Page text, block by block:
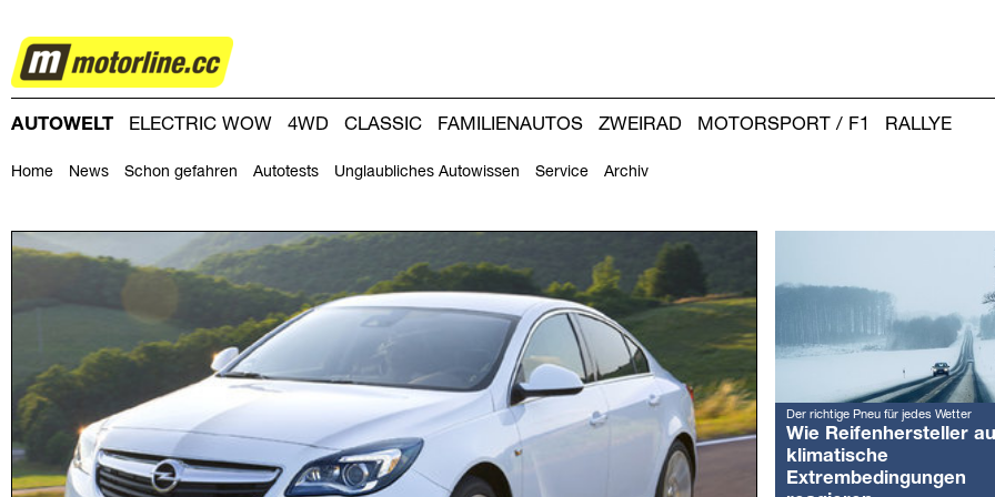
AUTOWELT
AUTOWELT
Home News Schon gefahren Autotests Unglaubliches Autowissen Service Archiv
ELECTRIC WOW 4WD CLASSIC FAMILIENAUTOS ZWEIRAD MOTORSPORT / F1
RALLYE
Der richtige Pneu für jedes Wetter
Wie Reifenhersteller
klimatische
Extrembedingungen